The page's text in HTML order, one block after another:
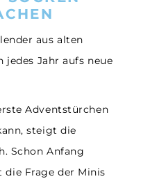
aus alten
jedes Jahr aufs neue
Adventstürchen
steigt die
Schon Anfang
Frage der Minis